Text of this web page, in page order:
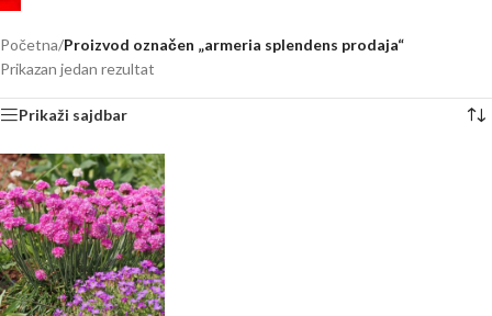
Početna/Proizvod označen „armeria splendens prodaja“
Prikazan jedan rezultat
Prikaži sajdbar